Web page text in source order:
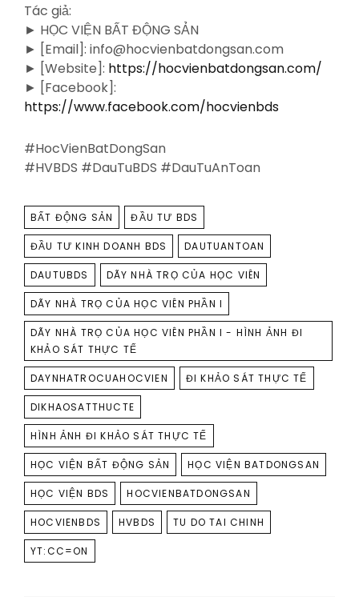
Tác giả:
► HỌC VIỆN BẤT ĐỘNG SẢN
► [Email]: info@hocvienbatdongsan.com
► [Website]: https://hocvienbatdongsan.com/
► [Facebook]:
https://www.facebook.com/hocvienbds
#HocVienBatDongSan
#HVBDS #DauTuBDS #DauTuAnToan
TAGS
BẤT ĐỘNG SẢN ĐẦU TƯ BDS
ĐẦU TƯ KINH DOANH BDS DAUTUANTOAN
DAUTUBDS DÃY NHÀ TRỌ CỦA HỌC VIÊN
DÃY NHÀ TRỌ CỦA HỌC VIÊN PHẦN I
DÃY NHÀ TRỌ CỦA HỌC VIÊN PHẦN I - HÌNH ẢNH ĐI
KHẢO SÁT THỰC TẾ
DAYNHATROCUAHOCVIEN ĐI KHẢO SÁT THỰC TẾ
DIKHAOSATTHUCTE
HÌNH ẢNH ĐI KHẢO SÁT THỰC TẾ
HỌC VIỆN BẤT ĐỘNG SẢN HỌC VIỆN BATDONGSAN
HỌC VIỆN BDS HOCVIENBATDONGSAN
HOCVIENBDS HVBDS TU DO TAI CHINH
YT:CC=ON